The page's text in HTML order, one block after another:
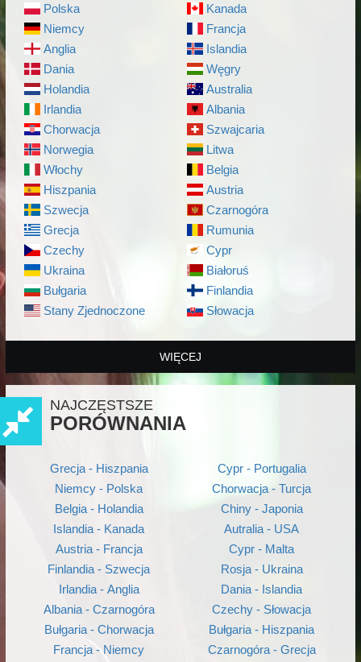
Polska
Niemcy
Anglia
Dania
Holandia
Irlandia
Chorwacja
Norwegia
Włochy
Hiszpania
Szwecja
Grecja
Czechy
Ukraina
Bułgaria
Stany Zjednoczone
Kanada
Francja
Islandia
Węgry
Australia
Albania
Szwajcaria
Litwa
Belgia
Austria
Czarnogóra
Rumunia
Cypr
Białoruś
Finlandia
Słowacja
WIĘCEJ
NAJCZĘSTSZE
PORÓWNANIA
Grecja - Hiszpania
Niemcy - Polska
Belgia - Holandia
Islandia - Kanada
Austria - Francja
Finlandia - Szwecja
Irlandia - Anglia
Albania - Czarnogóra
Bułgaria - Chorwacja
Francja - Niemcy
Cypr - Portugalia
Chorwacja - Turcja
Chiny - Japonia
Autralia - USA
Cypr - Malta
Rosja - Ukraina
Dania - Islandia
Czechy - Słowacja
Bułgaria - Hiszpania
Czarnogóra - Grecja